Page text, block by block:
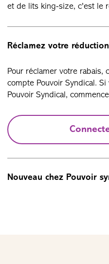
et de lits king-size, c'est le
Réclamez votre réduction
Pour réclamer votre rabais,
compte Pouvoir Syndical.
Pouvoir Syndical,
Nouveau chez Pouvoir